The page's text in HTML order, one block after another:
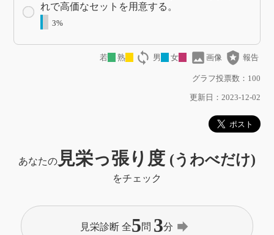
れで高価なセットを用意する。
3%
若 熟 loop 男 女 image 画像 local_police 報告
グラフ投票数：100
更新日：2023-12-02
あなたの 見栄っ張り度 (うわべだけ)
をチェック
見栄診断 全5問 3分 forward